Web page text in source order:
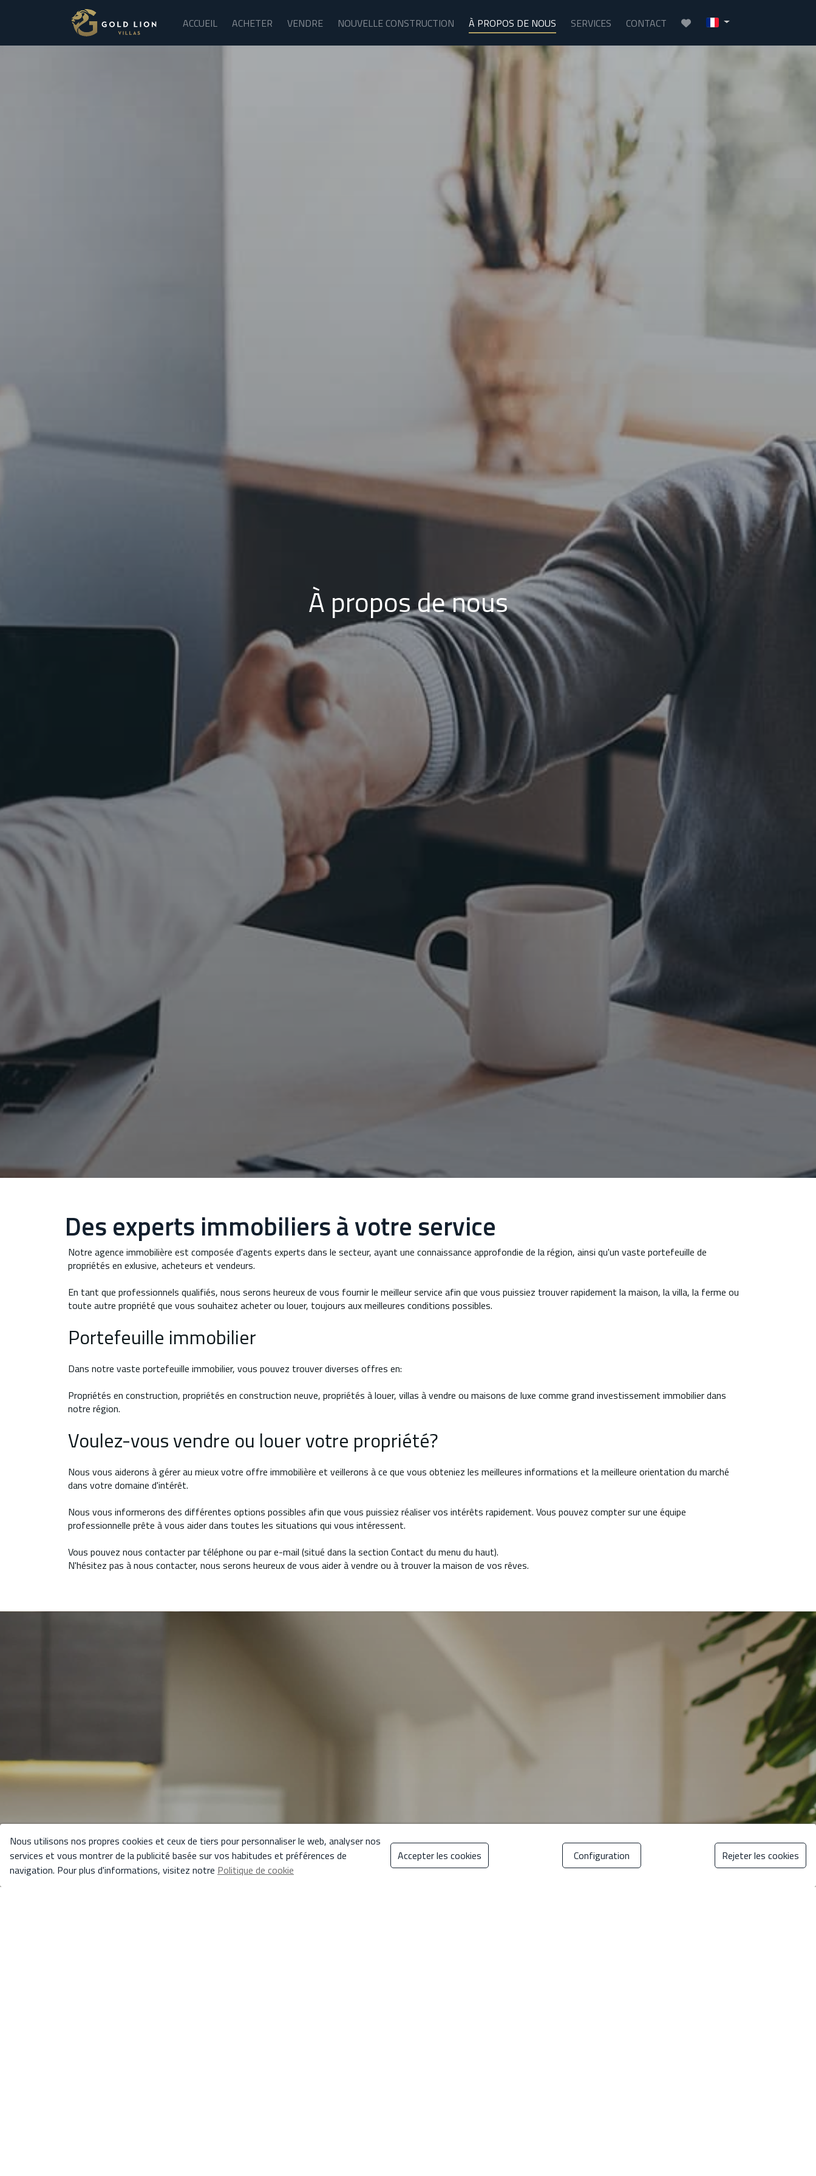
ACCUEIL ACHETER VENDRE NOUVELLE CONSTRUCTION À PROPOS DE NOUS SERVICES CONTACT
À propos de nous
Des experts immobiliers à votre service
Notre agence immobilière est composée d'agents experts dans le secteur, ayant une connaissance approfondie de la région, ainsi qu'un vaste portefeuille de
propriétés en exlusive, acheteurs et vendeurs.
En tant que professionnels qualifiés, nous serons heureux de vous fournir le meilleur service afin que vous puissiez trouver rapidement la maison, la villa, la ferme ou
toute autre propriété que vous souhaitez acheter ou louer, toujours aux meilleures conditions possibles.
Portefeuille immobilier
Dans notre vaste portefeuille immobilier, vous pouvez trouver diverses offres en:
Propriétés en construction, propriétés en construction neuve, propriétés à louer, villas à vendre ou maisons de luxe comme grand investissement immobilier dans
notre région.
Voulez-vous vendre ou louer votre propriété?
Nous vous aiderons à gérer au mieux votre offre immobilière et veillerons à ce que vous obteniez les meilleures informations et la meilleure orientation du marché
dans votre domaine d'intérêt.
Nous vous informerons des différentes options possibles afin que vous puissiez réaliser vos intérêts rapidement. Vous pouvez compter sur une équipe
professionnelle prête à vous aider dans toutes les situations qui vous intéressent.
Vous pouvez nous contacter par téléphone ou par e-mail (situé dans la section Contact du menu du haut).
N'hésitez pas à nous contacter, nous serons heureux de vous aider à vendre ou à trouver la maison de vos rêves.
Nous utilisons nos propres cookies et ceux de tiers pour personnaliser le web, analyser nos
services et vous montrer de la publicité basée sur vos habitudes et préférences de
navigation. Pour plus d'informations, visitez notre Politique de cookie
Accepter les cookies Configuration Rejeter les cookies